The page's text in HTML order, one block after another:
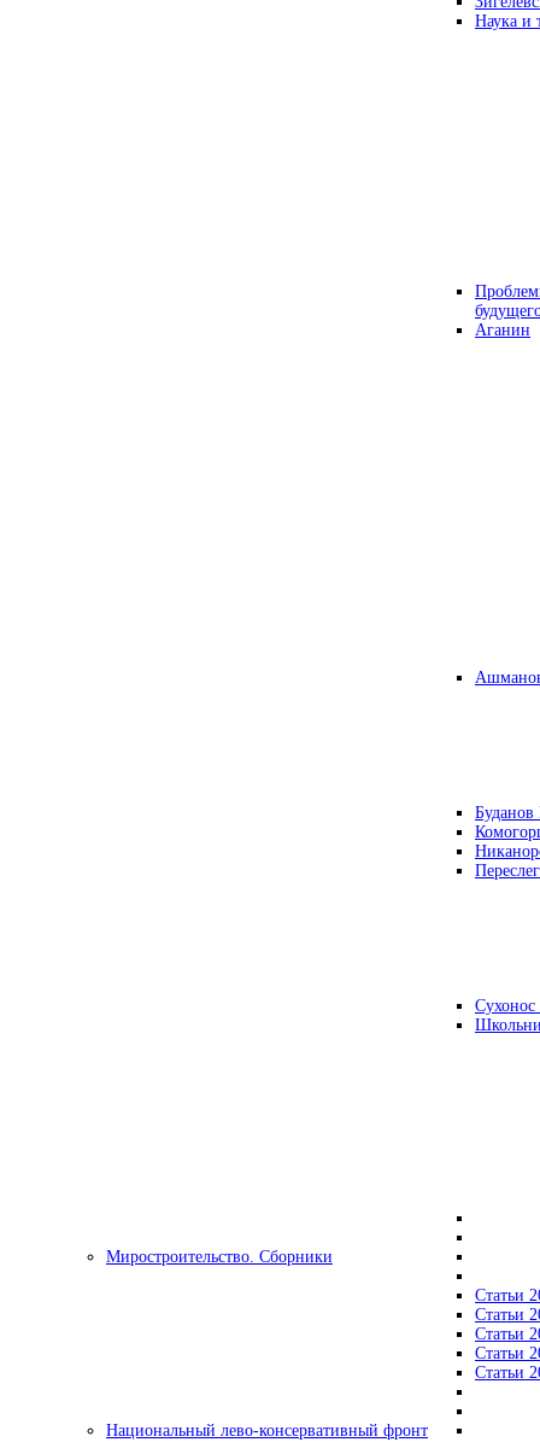
Наука и
Аганин
Буданов
Миростроительство. Сборники
Статьи
Статьи
Статьи
Статьи
Статьи
Национальный лево-консервативный фронт